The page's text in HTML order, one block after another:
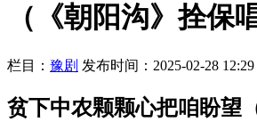
（《朝阳沟》拴保
栏目： 豫剧 发布时间：2025-02-28 12:29
贫下中农颗颗心把咱盼望